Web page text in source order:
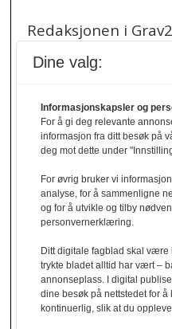
Redaksjonen i
redaksjon@grav24.no
annonser/
denne e-post
Ved å følge linken
Her finner du
personvern.
Dine valg:
Informasjonskapsler og
For å gi deg relevante
informasjon fra ditt besøk på
deg mot dette under
For øvrig bruker vi
analyse, for å sammenligne
og for å utvikle og tilby
personvernerklæring.
Ditt digitale fagblad skal være
trykte bladet alltid har vært –
annonseplass. I digital
dine besøk på nettstedet for
kontinuerlig, slik at du